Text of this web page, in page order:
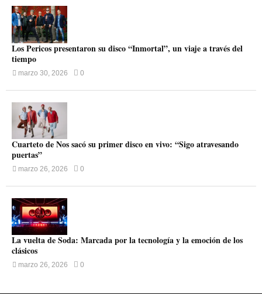
Los Pericos presentaron su disco “Inmortal”, un viaje a través del
tiempo
marzo 30, 2026 0
Cuarteto de Nos sacó su primer disco en vivo: “Sigo atravesando
puertas”
marzo 26, 2026 0
La vuelta de Soda: Marcada por la tecnología y la emoción de los
clásicos
marzo 26, 2026 0